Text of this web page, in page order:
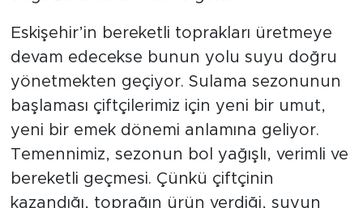
Eskişehir’in bereketli toprakları üretmeye
devam edecekse bunun yolu suyu doğru
yönetmekten geçiyor. Sulama sezonunun
başlaması çiftçilerimiz için yeni bir umut,
yeni bir emek dönemi anlamına geliyor.
Temennimiz, sezonun bol yağışlı, verimli ve
bereketli geçmesi. Çünkü çiftçinin